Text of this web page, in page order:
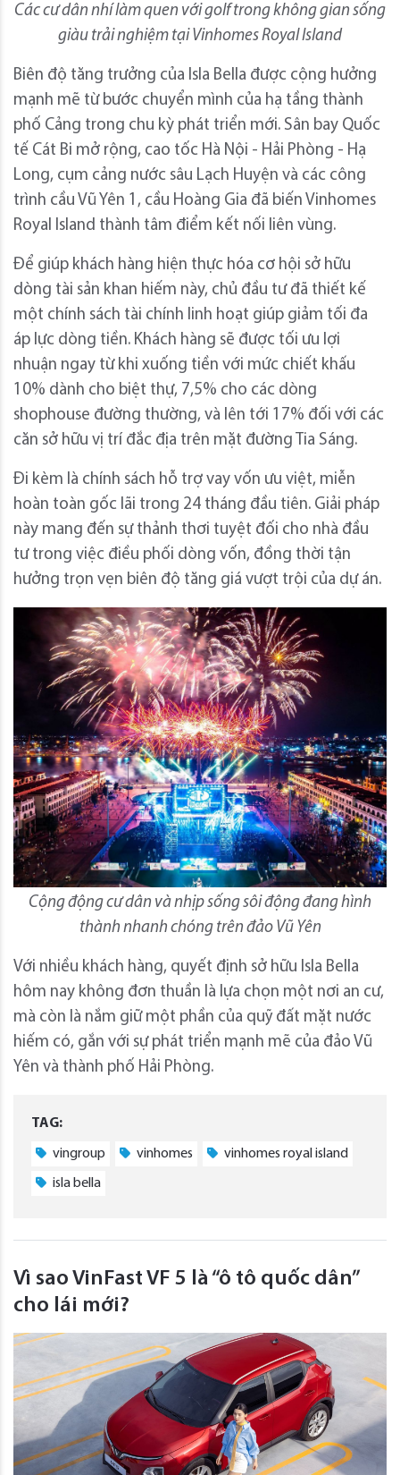
Các cư dân nhí làm quen với golf trong không gian sống
giàu trải nghiệm tại Vinhomes Royal Island
Biên độ tăng trưởng của Isla Bella được cộng hưởng
mạnh mẽ từ bước chuyển mình của hạ tầng thành
phố Cảng trong chu kỳ phát triển mới. Sân bay Quốc
tế Cát Bi mở rộng, cao tốc Hà Nội - Hải Phòng - Hạ
Long, cụm cảng nước sâu Lạch Huyện và các công
trình cầu Vũ Yên 1, cầu Hoàng Gia đã biến Vinhomes
Royal Island thành tâm điểm kết nối liên vùng.
Để giúp khách hàng hiện thực hóa cơ hội sở hữu
dòng tài sản khan hiếm này, chủ đầu tư đã thiết kế
một chính sách tài chính linh hoạt giúp giảm tối đa
áp lực dòng tiền. Khách hàng sẽ được tối ưu lợi
nhuận ngay từ khi xuống tiền với mức chiết khấu
10% dành cho biệt thự, 7,5% cho các dòng
shophouse đường thường, và lên tới 17% đối với các
căn sở hữu vị trí đắc địa trên mặt đường Tia Sáng.
Đi kèm là chính sách hỗ trợ vay vốn ưu việt, miễn
hoàn toàn gốc lãi trong 24 tháng đầu tiên. Giải pháp
này mang đến sự thảnh thơi tuyệt đối cho nhà đầu
tư trong việc điều phối dòng vốn, đồng thời tận
hưởng trọn vẹn biên độ tăng giá vượt trội của dự án.
Cộng động cư dân và nhịp sống sôi động đang hình
thành nhanh chóng trên đảo Vũ Yên
Với nhiều khách hàng, quyết định sở hữu Isla Bella
hôm nay không đơn thuần là lựa chọn một nơi an cư,
mà còn là nắm giữ một phần của quỹ đất mặt nước
hiếm có, gắn với sự phát triển mạnh mẽ của đảo Vũ
Yên và thành phố Hải Phòng.
TAG:
vingroup vinhomes vinhomes royal island
isla bella
Vì sao VinFast VF 5 là “ô tô quốc dân”
cho lái mới?